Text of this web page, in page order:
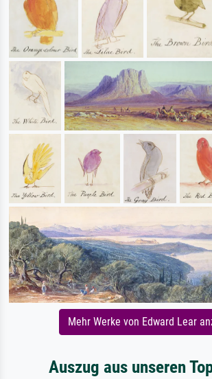
Mehr Werke von Edward Lear
Auszug aus unseren